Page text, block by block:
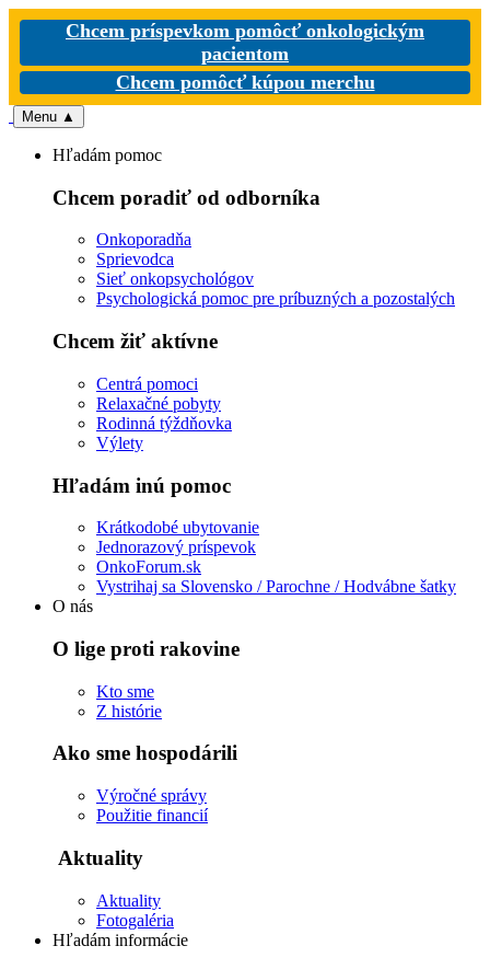
Chcem príspevkom pomôcť onkologickým
pacientom
Chcem pomôcť kúpou merchu
Menu ▲
Hľadám pomoc
Chcem poradiť od odborníka
Onkoporadňa
Sprievodca
Sieť onkopsychológov
Psychologická pomoc pre príbuzných a pozostalých
Chcem žiť aktívne
Centrá pomoci
Relaxačné pobyty
Rodinná týždňovka
Výlety
Hľadám inú pomoc
Krátkodobé ubytovanie
Jednorazový príspevok
OnkoForum.sk
Vystrihaj sa Slovensko / Parochne / Hodvábne šatky
O nás
O lige proti rakovine
Kto sme
Z histórie
Ako sme hospodárili
Výročné správy
Použitie financií
Aktuality
Aktuality
Fotogaléria
Hľadám informácie